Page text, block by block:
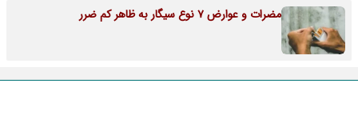
مضرات و عوارض 7 نوع سیگار به ظاهر کم ضرر